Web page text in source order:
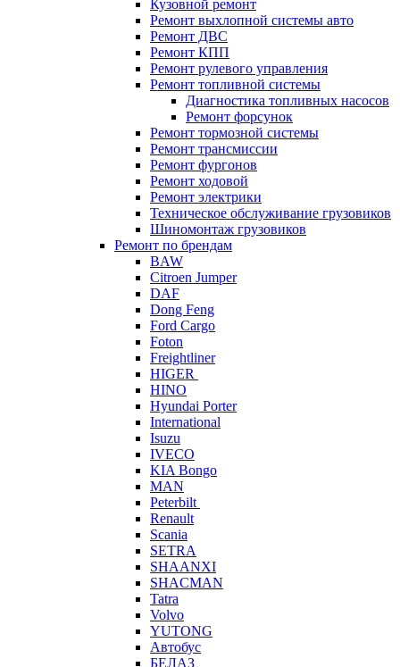
Кузовной ремонт
Ремонт выхлопной системы авто
Ремонт ДВС
Ремонт КПП
Ремонт рулевого управления
Ремонт топливной системы
Диагностика топливных насосов
Ремонт форсунок
Ремонт тормозной системы
Ремонт трансмиссии
Ремонт фургонов
Ремонт ходовой
Ремонт электрики
Техническое обслуживание грузовиков
Шиномонтаж грузовиков
Ремонт по брендам
BAW
Citroen Jumper
DAF
Dong Feng
Ford Cargo
Foton
Freightliner
HIGER
HINO
Hyundai Porter
International
Isuzu
IVECO
KIA Bongo
MAN
Peterbilt
Renault
Scania
SETRA
SHAANXI
SHACMAN
Tatra
Volvo
YUTONG
Автобус
БЕЛАЗ